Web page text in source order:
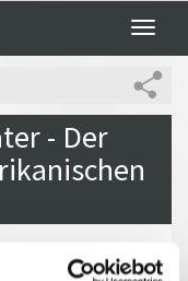
Toggle
- Der